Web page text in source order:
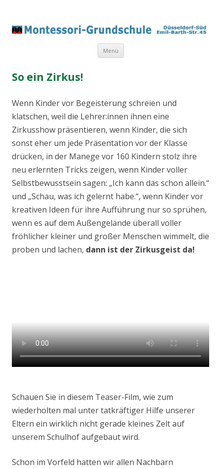
Menü Springe
zum
So ein Zirkus!
Wenn Kinder vor Begeisterung schreien und
klatschen, weil die Lehrer:innen ihnen eine
Zirkusshow präsentieren, wenn Kinder, die sich
sonst eher um jede Präsentation vor der Klasse
drücken, in der Manege vor 160 Kindern stolz ihre
neu erlernten Tricks zeigen, wenn Kinder voller
Selbstbewusstsein sagen: „Ich kann das schon allein.“
und „Schau, was ich gelernt habe.“, wenn Kinder vor
kreativen Ideen für ihre Aufführung nur so sprühen,
wenn es auf dem Außengelände überall voller
fröhlicher kleiner und großer Menschen wimmelt, die
proben und lachen, dann ist der Zirkusgeist da!
Schauen Sie in diesem Teaser-Film, wie zum
wiederholten mal unter tatkräftiger Hilfe unserer
Eltern ein wirklich nicht gerade kleines Zelt auf
unserem Schulhof aufgebaut wird.
Schon im Vorfeld hatten wir allen Nachbarn